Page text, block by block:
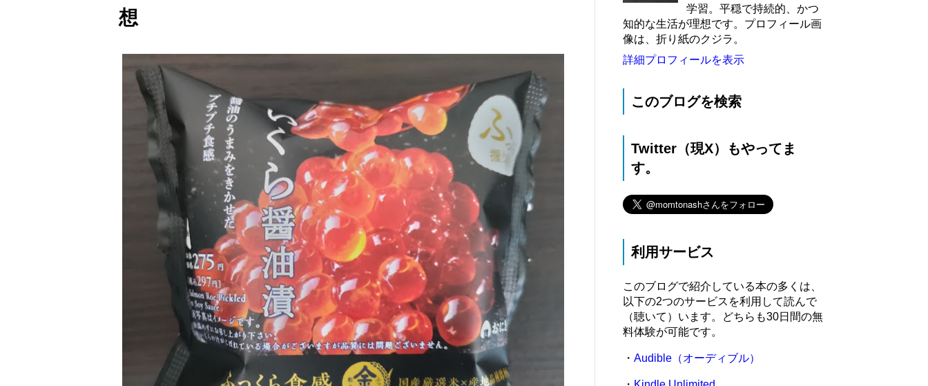
想
学習。平穏で持続的、かつ
知的な生活が理想です。プロフィール画
像は、折り紙のクジラ。
詳細プロフィールを表示
このブログを検索
Twitter（現X）もやってま
す。
利用サービス
このブログで紹介している本の多くは、
以下の2つのサービスを利用して読んで
（聴いて）います。どちらも30日間の無
料体験が可能です。
・ Audible（オーディブル）